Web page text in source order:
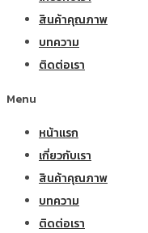
สินค้าคุณภาพ
บทความ
ติดต่อเรา
Menu
หน้าแรก
เกี่ยวกับเรา
สินค้าคุณภาพ
บทความ
ติดต่อเรา